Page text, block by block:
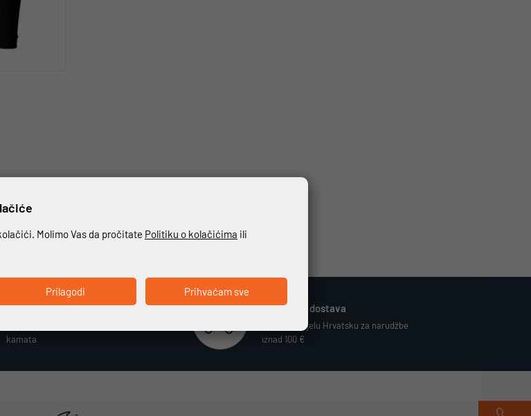
Beskamatno plaćanje
kamata
Besplatna dostava
Vrijedi za cijelu Hrvatsku za narudžbe
iznad 100 €
Molimo Vas da pročitate Politiku o kolačićima ili
Prilagodi Prihvaćam sve